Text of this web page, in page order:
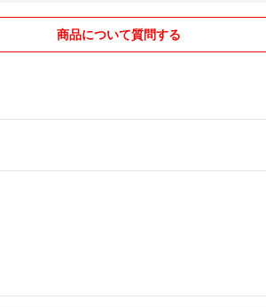
商品について質問する